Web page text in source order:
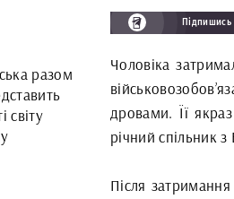
Підпишись
Чоловіка
дровами. Її
річний спільник
Після
разом
світу